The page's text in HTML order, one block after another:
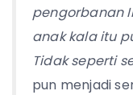
pengorbanan
anak kala itu
Tidak seperti
pun menjadi